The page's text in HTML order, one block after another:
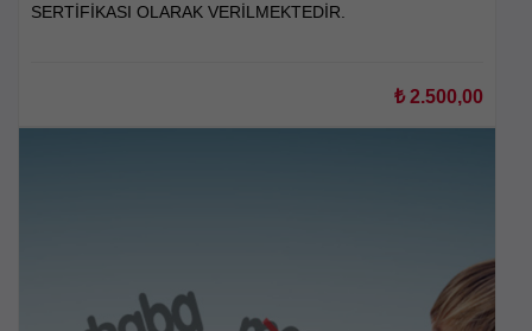
SERTİFİKASI OLARAK VERİLMEKTEDİR.
₺2.500,00